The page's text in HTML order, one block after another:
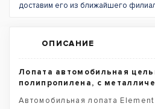
доставим его из ближайшего
ОПИСАНИЕ
Лопата автомобильная
полипропилена, с
Автомобильная лопата